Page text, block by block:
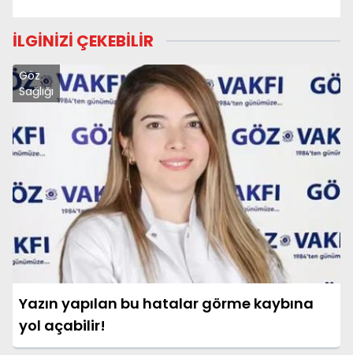
İLGİNİZİ ÇEKEBİLİR
Göz
Sağlığı
Yazın yapılan bu hatalar görme kaybına
yol açabilir!